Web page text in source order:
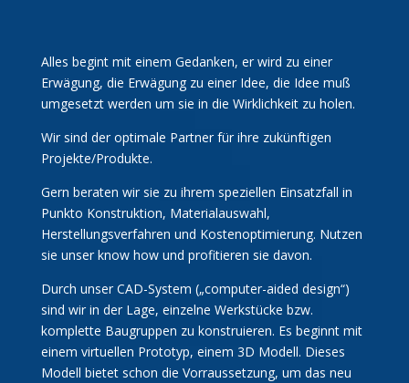
Alles begint mit einem Gedanken, er wird zu einer
Erwägung, die Erwägung zu einer Idee, die Idee muß
umgesetzt werden um sie in die Wirklichkeit zu holen.
Wir sind der optimale Partner für ihre zukünftigen
Projekte/Produkte.
Gern beraten wir sie zu ihrem speziellen Einsatzfall in
Punkto Konstruktion, Materialauswahl,
Herstellungsverfahren und Kostenoptimierung. Nutzen
sie unser know how und profitieren sie davon.
Durch unser CAD-System („computer-aided design“)
sind wir in der Lage, einzelne Werkstücke bzw.
komplette Baugruppen zu konstruieren. Es beginnt mit
einem virtuellen Prototyp, einem 3D Modell. Dieses
Modell bietet schon die Vorraussetzung, um das neu